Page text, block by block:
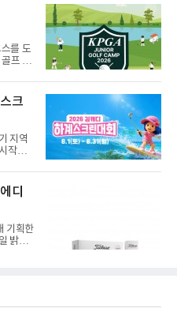
트 3천
부여
1위에
카운
출전권
스 투
수,
를 도
프 캠
히기
는 행
. 올
, 이
적이
18홀
와 대
관광
크
지역
작했
. 김캐
참여
매장
플레
내 리
를 실
한다.
디
기획한
밝혔
을 절
표